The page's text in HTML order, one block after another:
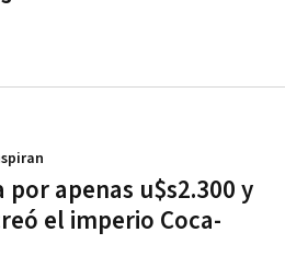
apenas u$s2.300 y
el imperio Coca-